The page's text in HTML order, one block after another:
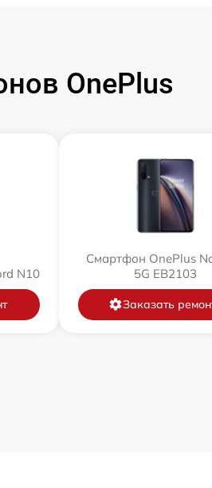
OnePlus
N10
Смартфон OnePlus
5G EB2103
Заказать